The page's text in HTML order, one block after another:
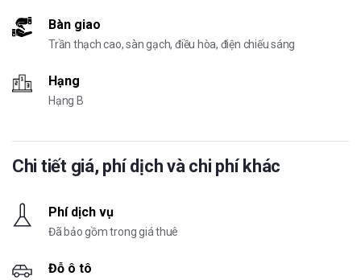
Bàn giao
Trần thạch cao, sàn gạch, điều hòa, điện chiếu sáng
Hạng
Hạng B
Chi tiết giá, phí dịch và chi phí khác
Phí dịch vụ
Đã bảo gồm trong giá thuê
Đỗ ô tô